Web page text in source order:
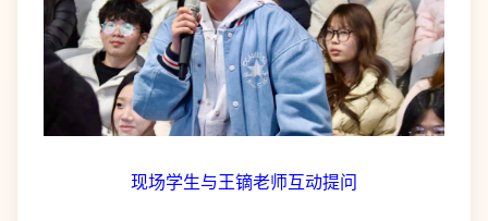
现场学生与王镝老师互动提问